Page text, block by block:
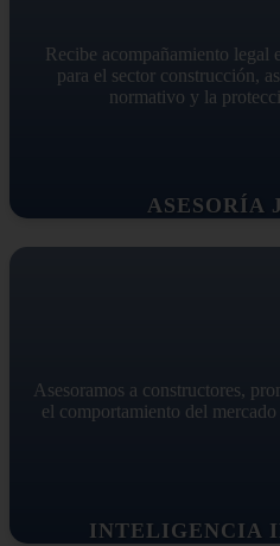
ASESORÍA
Recibe acompañamiento legal
para el sector construcción,
normativo y la
INTELIGENCIA
Asesoramos a constructores,
el comportamiento del